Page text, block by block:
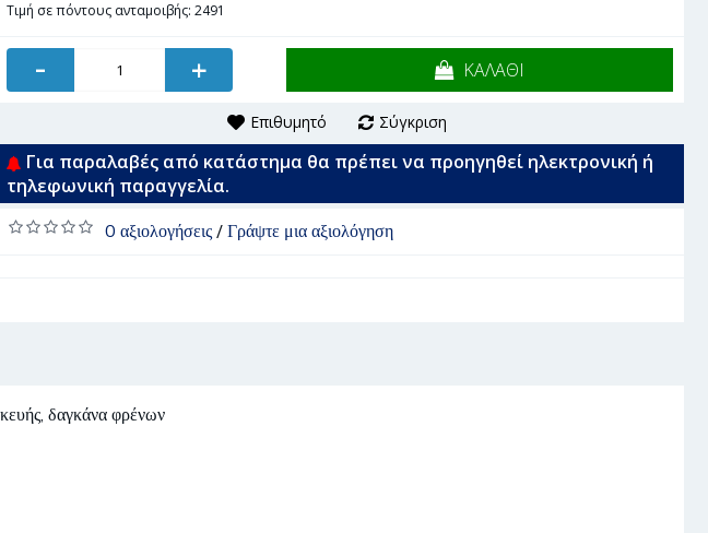
Τιμή σε πόντους ανταμοιβής: 2491
- + ΚΑΛΑΘΙ
Επιθυμητό Σύγκριση
Για παραλαβές από κατάστημα θα πρέπει να προηγηθεί ηλεκτρονική ή
τηλεφωνική παραγγελία.
0 αξιολογήσεις/ Γράψτε μια αξιολόγηση
δαγκάνα φρένων